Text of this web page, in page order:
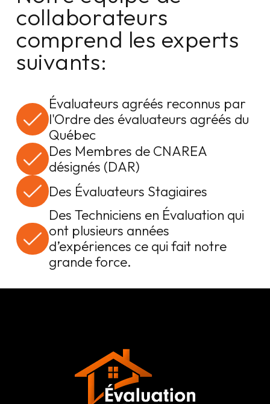
collaborateurs
comprend les experts
suivants:
Évaluateurs agréés reconnus par
l'Ordre des évaluateurs agréés du
Québec
Des Membres de CNAREA
désignés (DAR)
Des Évaluateurs Stagiaires
Des Techniciens en Évaluation qui
ont plusieurs années
d’expériences ce qui fait notre
grande force.